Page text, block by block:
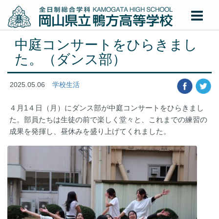
中庭コンサートをひらきまし
た。（ダンス部）
2025.05.06 学校生活
４月1４日（月）にダンス部が中庭コンサートをひらきまし
た。部員たちは生徒の前で楽しく堂々と、これまでの練習の
成果を発揮し、昼休みを盛り上げてくれました。